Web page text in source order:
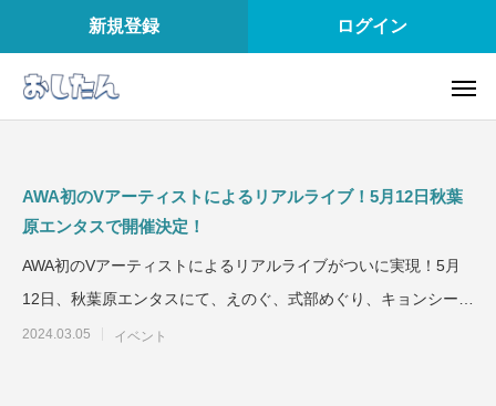
新規登録 ログイン
AWA初のVアーティストによるリアルライブ！5月12日秋葉
原エンタスで開催決定！
AWA初のVアーティストによるリアルライブがついに実現！5月
12日、秋葉原エンタスにて、えのぐ、式部めぐり、キョンシーの
Ciちゃん、Chu
2024.03.05 イベント